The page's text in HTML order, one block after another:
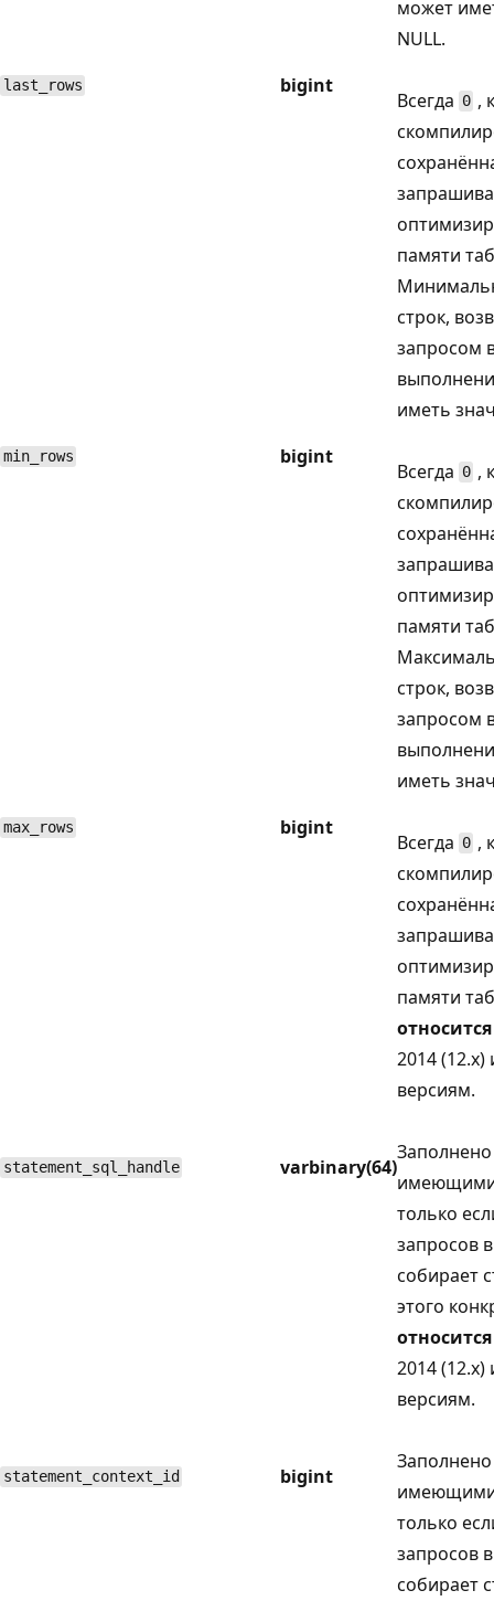
last_rows bigint
может
NULL.
Всегда 0 ,
памяти
min_rows bigint
строк,
запросом
иметь
Всегда 0 ,
памяти
max_rows bigint
строк,
запросом
иметь
Всегда 0 ,
памяти
statement_sql_handle varbinary(64)
2014
версиям.
имеющими
только
запросов
собирает
этого
statement_context_id bigint
2014
версиям.
имеющими
только
запросов
собирает